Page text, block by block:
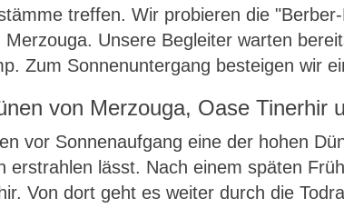
treffen. Wir probieren die
Merzouga. Unsere Begleiter warten
Zum Sonnenuntergang besteigen wir
von Merzouga, Oase Tinerhir
vor Sonnenaufgang eine der hohen
erstrahlen lässt. Nach einem späten
Von dort geht es weiter durch die